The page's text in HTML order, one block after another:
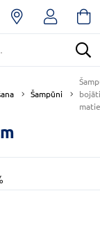
Šampūni